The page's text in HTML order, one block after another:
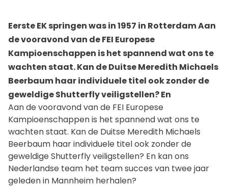
Eerste EK springen was in 1957 in Rotterdam Aan
de vooravond van de FEI Europese
Kampioenschappen is het spannend wat ons te
wachten staat. Kan de Duitse Meredith Michaels
Beerbaum haar individuele titel ook zonder de
geweldige Shutterfly veiligstellen? En
Aan de vooravond van de FEI Europese
Kampioenschappen is het spannend wat ons te
wachten staat. Kan de Duitse Meredith Michaels
Beerbaum haar individuele titel ook zonder de
geweldige Shutterfly veiligstellen? En kan ons
Nederlandse team het team succes van twee jaar
geleden in Mannheim herhalen?